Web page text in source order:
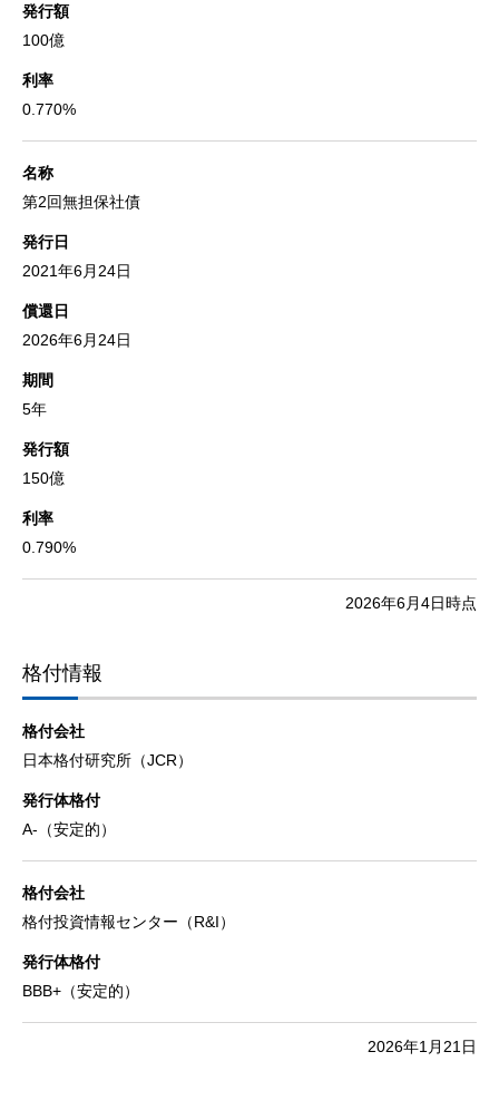
発行額
100億
利率
0.770%
名称
第2回無担保社債
発行日
2021年6月24日
償還日
2026年6月24日
期間
5年
発行額
150億
利率
0.790%
2026年6月4日時点
格付情報
格付会社
日本格付研究所（JCR）
発行体格付
A-（安定的）
格付会社
格付投資情報センター（R&I）
発行体格付
BBB+（安定的）
2026年1月21日